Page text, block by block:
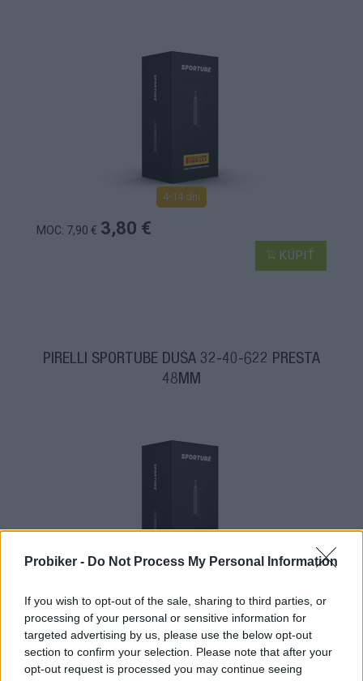
Probiker - Do Not Process My Personal Information
If you wish to opt-out of the sale, sharing to third parties, or
processing of your personal or sensitive information for
targeted advertising by us, please use the below opt-out
section to confirm your selection. Please note that after your
opt-out request is processed you may continue seeing
4-14 dní
MOC: 7,90 € 3,80 €
KÚPIŤ
PIRELLI SPORTUBE DUŠA 32-40-622 PRESTA
48MM
MOC: 8,90 € 3,80 €
KÚPIŤ